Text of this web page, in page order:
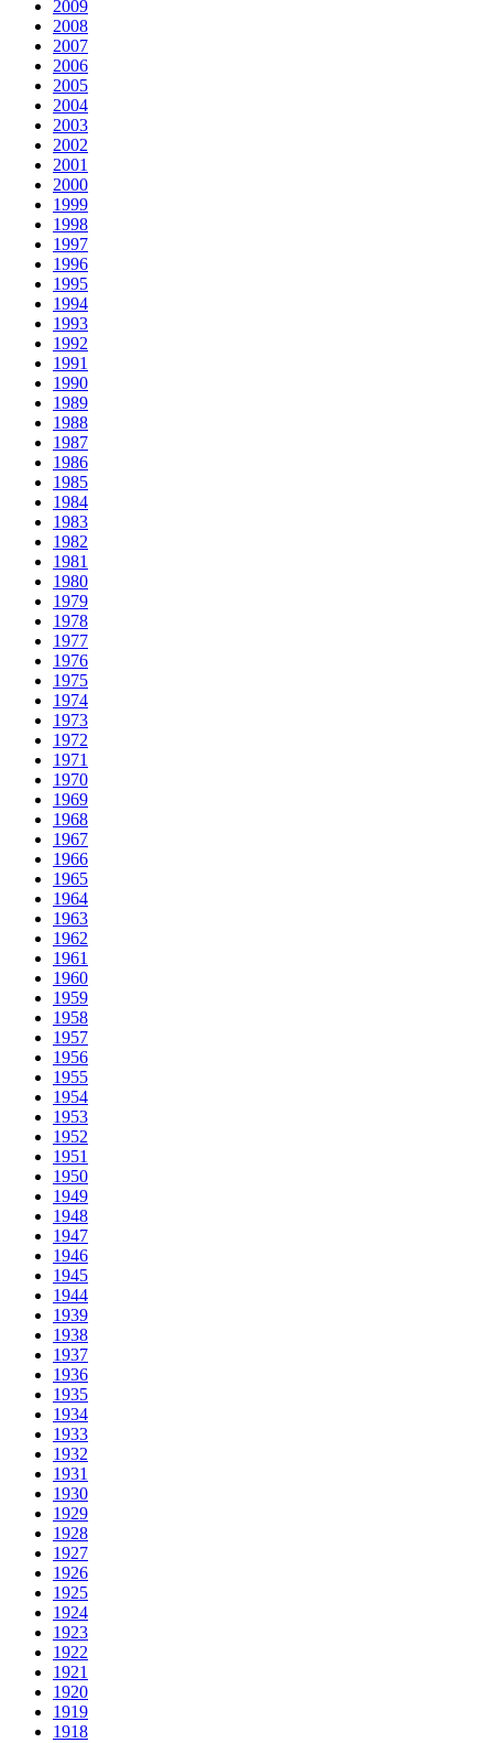
2009
2008
2007
2006
2005
2004
2003
2002
2001
2000
1999
1998
1997
1996
1995
1994
1993
1992
1991
1990
1989
1988
1987
1986
1985
1984
1983
1982
1981
1980
1979
1978
1977
1976
1975
1974
1973
1972
1971
1970
1969
1968
1967
1966
1965
1964
1963
1962
1961
1960
1959
1958
1957
1956
1955
1954
1953
1952
1951
1950
1949
1948
1947
1946
1945
1944
1939
1938
1937
1936
1935
1934
1933
1932
1931
1930
1929
1928
1927
1926
1925
1924
1923
1922
1921
1920
1919
1918